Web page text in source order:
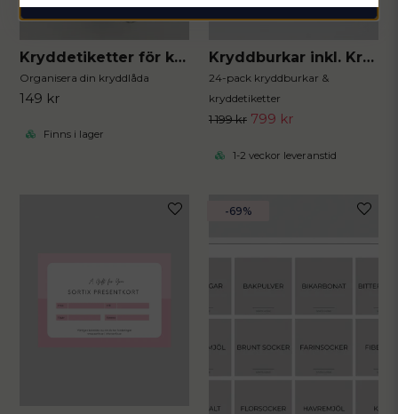
Kryddetiketter för kryddburkar 30st
Organisera din kryddlåda
149 kr
Finns i lager
Kryddburkar inkl. Kryddetiketter
24-pack kryddburkar &
kryddetiketter
1 199 kr 799 kr
1-2 veckor leveranstid
-69%